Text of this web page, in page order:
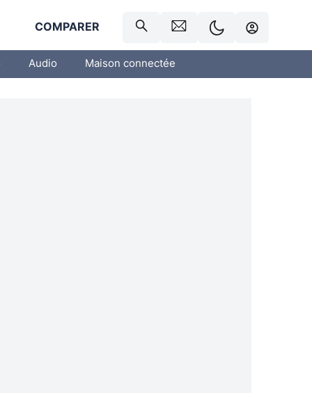
COMPARER
Audio Maison connectée